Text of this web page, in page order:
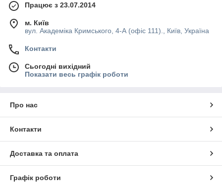
Працює з 23.07.2014
м. Київ
вул. Академіка Кримського, 4-А (офіс 111)., Київ, Україна
Контакти
Сьогодні вихідний
Показати весь графік роботи
Про нас
Контакти
Доставка та оплата
Графік роботи